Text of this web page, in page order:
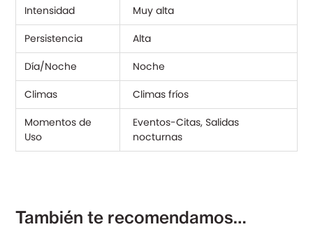
Intensidad
Muy alta
Persistencia
Alta
Día/Noche
Noche
Climas
Climas fríos
Momentos de
Uso
Eventos-Citas, Salidas
nocturnas
También te recomendamos…